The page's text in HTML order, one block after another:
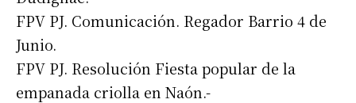
Número de teléfono
FPV PJ. Comunicación. Regador Barrio 4 de
Junio.
FPV PJ. Resolución Fiesta popular de la
empanada criolla en Naón.-